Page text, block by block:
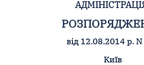
від 12.08.2014 р.
Київ